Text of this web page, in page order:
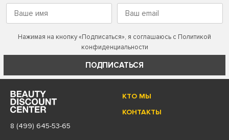
Нажимая на кнопку «Подписаться», я соглашаюсь с Политикой
конфиденциальности
ПОДПИСАТЬСЯ
КТО МЫ
КОНТАКТЫ
8 (499) 645-53-65